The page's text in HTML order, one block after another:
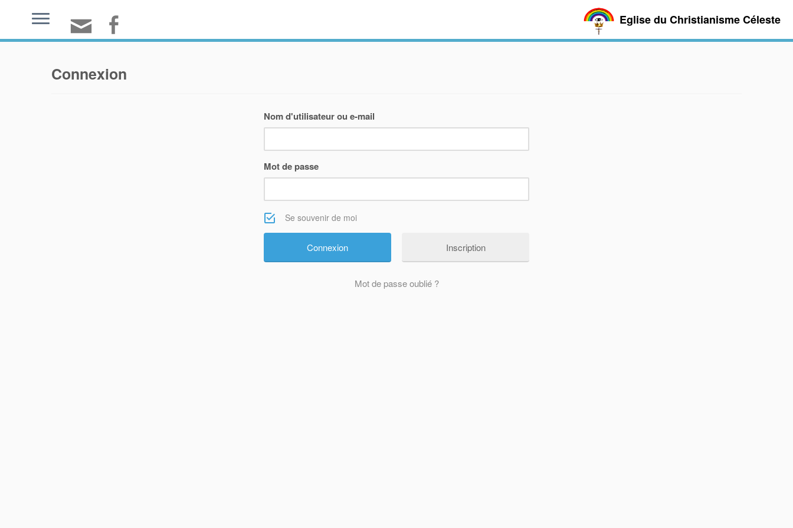
Eglise du Christianisme Céleste
Connexion
Nom d'utilisateur ou e-mail
Mot de passe
Se souvenir de moi
Inscription
Mot de passe oublié ?